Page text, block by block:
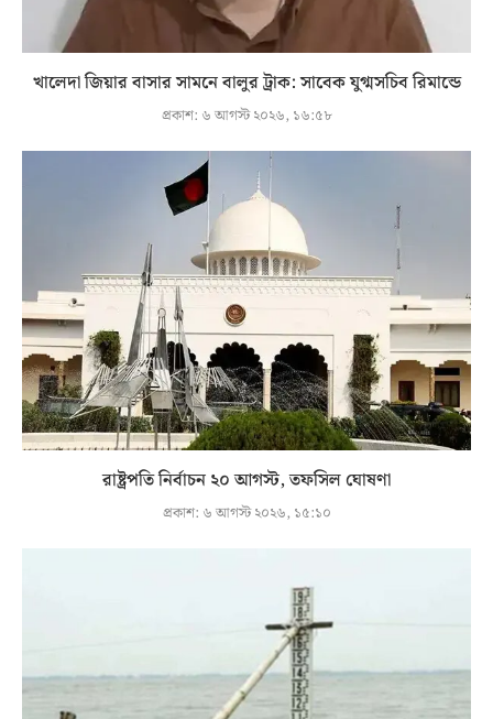
খালেদা জিয়ার বাসার সামনে বালুর ট্রাক: সাবেক যুগ্মসচিব রিমান্ডে
প্রকাশ: ৬ আগস্ট ২০২৬, ১৬:৫৮
রাষ্ট্রপতি নির্বাচন ২০ আগস্ট, তফসিল ঘোষণা
প্রকাশ: ৬ আগস্ট ২০২৬, ১৫:১০